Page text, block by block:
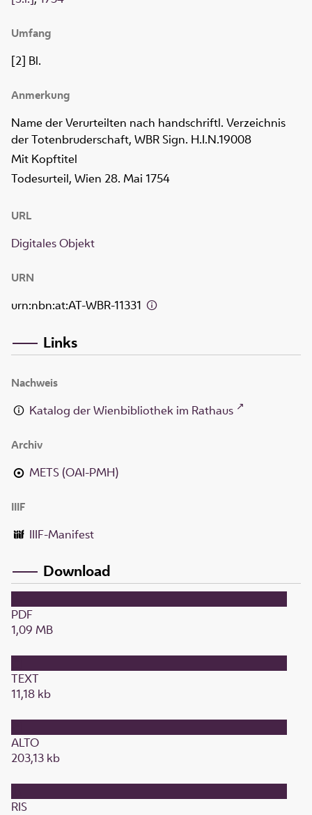
Umfang
[2] Bl.
Anmerkung
Name der Verurteilten nach handschriftl. Verzeichnis
der Totenbruderschaft, WBR Sign. H.I.N.19008
Mit Kopftitel
Todesurteil, Wien 28. Mai 1754
URL
Digitales Objekt
URN
urn:nbn:at:AT-WBR-11331
Links
Nachweis
Katalog der Wienbibliothek im Rathaus
Archiv
METS (OAI-PMH)
IIIF
IIIF-Manifest
Download
PDF
1,09 MB
TEXT
11,18 kb
ALTO
203,13 kb
RIS